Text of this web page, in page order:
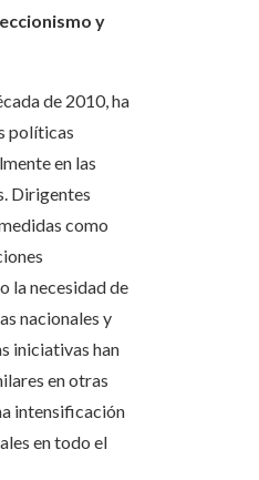
y
de 2010, ha
políticas
en las
Dirigentes
como
la necesidad de
nacionales y
iniciativas han
en otras
intensificación
en todo el